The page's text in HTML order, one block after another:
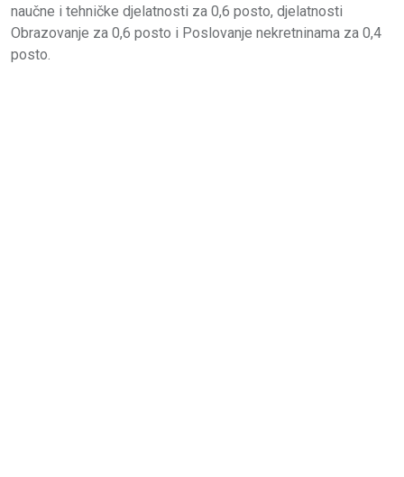
naučne i tehničke djelatnosti za 0,6 posto, djelatnosti
Obrazovanje za 0,6 posto i Poslovanje nekretninama za 0,4
posto.